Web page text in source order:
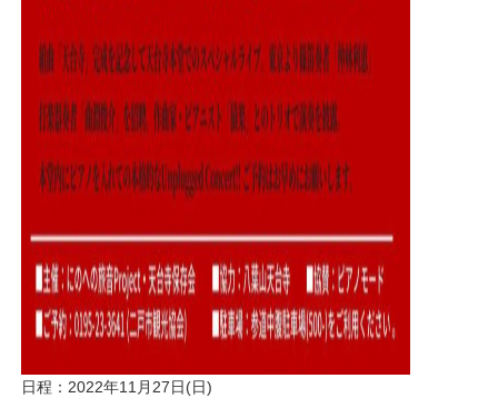
日程：2022年11月27日(日)